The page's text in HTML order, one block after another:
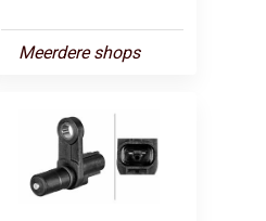
Meerdere shops